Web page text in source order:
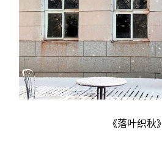
《落叶织秋》